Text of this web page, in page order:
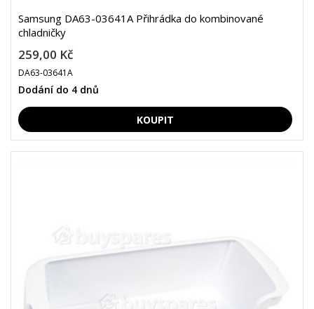
Samsung DA63-03641A Přihrádka do kombinované
chladničky
259,00 Kč
DA63-03641A
Dodání do 4 dnů